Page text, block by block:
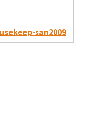
san2009